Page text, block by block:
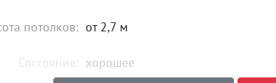
потолков: от 2,7 м
Состояние: хорошее